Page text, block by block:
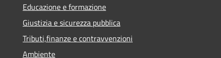
Educazione e formazione
Giustizia e sicurezza pubblica
Tributi,finanze e contravvenzioni
Ambiente